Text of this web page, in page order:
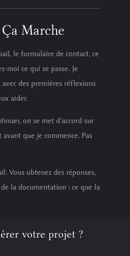
Marche
le formulaire de contact, ce
moi ce qui se passe. Je
des premières réflexions
aider.
on se met d'accord sur
que je commence. Pas
Vous obtenez des réponses,
la documentation : ce que la
votre projet ?